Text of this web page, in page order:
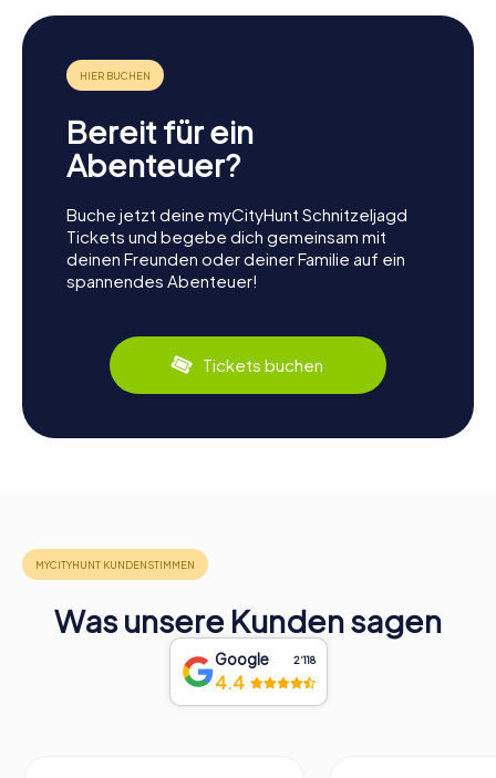
Bereit für ein
Abenteuer?
Buche jetzt deine myCityHunt Schnitzeljagd
Tickets und begebe dich gemeinsam mit
deinen Freunden oder deiner Familie auf ein
spannendes Abenteuer!
Tickets buchen
Was unsere Kunden sagen
Google 2‘118
4.4